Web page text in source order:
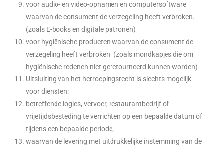
voor audio- en video-opnamen en computersoftware
waarvan de consument de verzegeling heeft verbroken.
(zoals E-books en digitale patronen)
voor hygiënische producten waarvan de consument de
verzegeling heeft verbroken. (zoals mondkapjes die om
hygiënische redenen niet geretourneerd kunnen worden)
Uitsluiting van het herroepingsrecht is slechts mogelijk
voor diensten:
betreffende logies, vervoer, restaurantbedrijf of
vrijetijdsbesteding te verrichten op een bepaalde datum of
tijdens een bepaalde periode;
waarvan de levering met uitdrukkelijke instemming van de